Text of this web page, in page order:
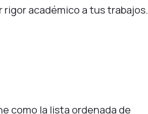
rigor académico a tus trabajos.
como la lista ordenada de